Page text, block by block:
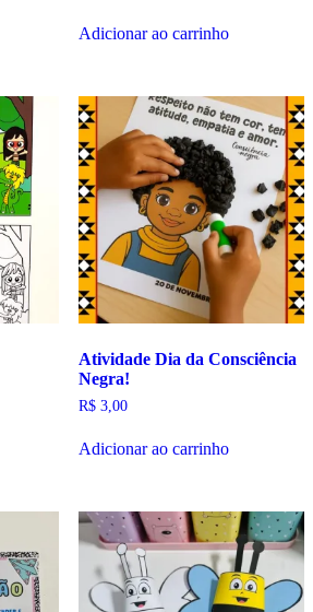
Adicionar ao carrinho
Atividade Dia da Consciência
Negra!
R$3,00
Adicionar ao carrinho